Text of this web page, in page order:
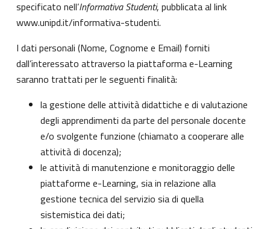
specificato nell’Informativa Studenti, pubblicata al link
www.unipd.it/informativa-studenti.
I dati personali (Nome, Cognome e Email) forniti
dall’interessato attraverso la piattaforma e-Learning
saranno trattati per le seguenti finalità:
la gestione delle attività didattiche e di valutazione
degli apprendimenti da parte del personale docente
e/o svolgente funzione (chiamato a cooperare alle
attività di docenza);
le attività di manutenzione e monitoraggio delle
piattaforme e-Learning, sia in relazione alla
gestione tecnica del servizio sia di quella
sistemistica dei dati;